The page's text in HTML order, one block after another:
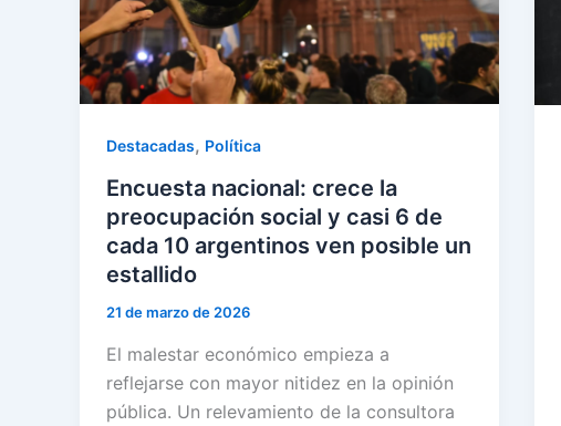
Destacadas, Política
Encuesta nacional: crece la
preocupación social y casi 6 de
cada 10 argentinos ven posible un
estallido
21 de marzo de 2026
El malestar económico empieza a
reflejarse con mayor nitidez en la opinión
pública. Un relevamiento de la consultora